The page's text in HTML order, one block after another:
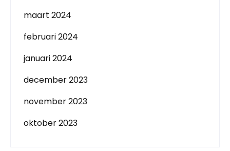
maart 2024
februari 2024
januari 2024
december 2023
november 2023
oktober 2023